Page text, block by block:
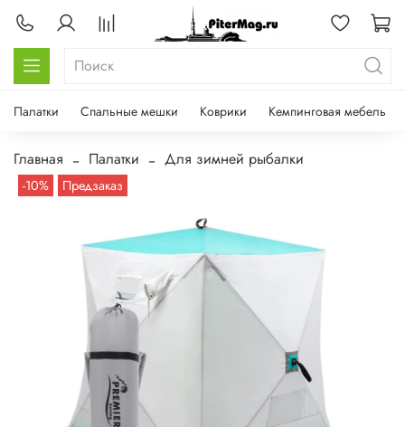
Палатки Спальные мешки Коврики Кемпинговая мебель
Главная Палатки Для зимней рыбалки
-10% Предзаказ